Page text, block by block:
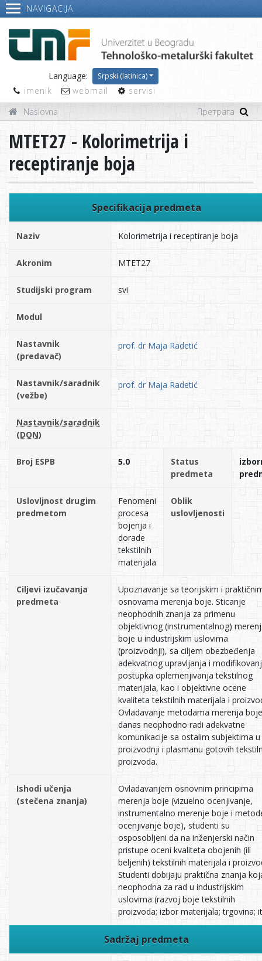
NAVIGACIJA
Language: Srpski (latinica)
imenik webmail
servisi
Naslovna
MTET27 - Kolorimetrija i
receptiranje boja
Specifikacija predmeta
Naziv Kolorimetrija i receptiranje boja
Akronim MTET27
Studijski program svi
Modul
Nastavnik
(predavač)
prof. dr Maja Radetić
Nastavnik/saradnik
(vežbe)
prof. dr Maja Radetić
Nastavnik/saradnik
(DON)
Broj ESPB 5.0
Status
predmeta
Uslovljnost drugim
predmetom
Fenomeni
procesa
bojenja i
dorade
tekstilnih
materijala
Oblik
uslovljenosti
Ciljevi izučavanja
predmeta
Upoznavanje sa teorijskim i
osnovama merenja boje. Sticanje
neophodnih znanja za primenu
objektivnog (instrumentalnog)
boje u industrijskim uslovima
(proizvodnji), sa ciljem obezbeđenja
adekvatnog upravljanja i
postupka oplemenjivanja tekstilnog
materijala, kao i objektivne ocene
kvaliteta tekstilnih materijala i
Ovladavanje metodama merenja
danas neophodno radi adekvatne
komunikacije sa ostalim subjektima u
proizvodnji i plasmanu gotovih
proizvoda.
Ishodi učenja
(stečena znanja)
Ovladavanjem osnovnim principima
merenja boje (vizuelno ocenjivanje,
instrumentalno merenje boje i
ocenjivanje boje), studenti su
osposobljeni da na inženjerski način
pristupe oceni kvaliteta obojenih (ili
beljenih) tekstilnih materijala i
Studenti dobijaju praktična znanja
neophodna za rad u industrijskim
uslovima (razvoj boje tekstilnih
proizvoda; izbor materijala; trgovina;
Sadržaj predmeta